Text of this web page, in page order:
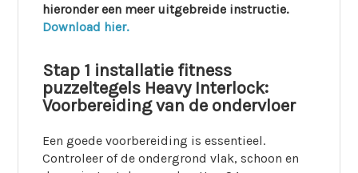
hieronder een meer uitgebreide instructie.
Download hier.
Stap 1 installatie fitness
puzzeltegels Heavy Interlock:
Voorbereiding van de ondervloer
Een goede voorbereiding is essentieel.
Controleer of de ondergrond vlak, schoon en